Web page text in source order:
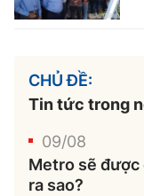
CHỦ ĐỀ:
Tin tức trong
09/08
Metro sẽ được
ra sao?